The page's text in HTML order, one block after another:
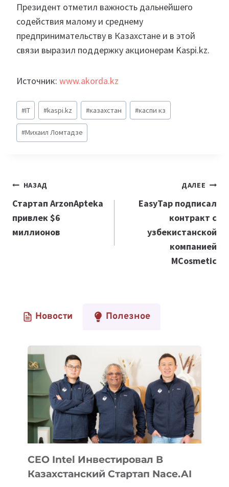
Президент отметил важность дальнейшего
содействия малому и среднему
предпринимательству в Казахстане и в этой
связи выразил поддержку акционерам Kaspi.kz.
Источник: www.akorda.kz
Метки
записи:
#IT #kaspi.kz #казахстан #каспи кз
#Михаил Ломтадзе
Навигация
по
записям
НАЗАД
Стартап ArzonApteka
привлек $6
миллионов
ДАЛЕЕ
EasyTap подписал
контракт с
узбекистанской
компанией
MCosmetic
Новости Полезное
CEO Intel Инвестировал В
Казахстанский Стартап Nace.AI